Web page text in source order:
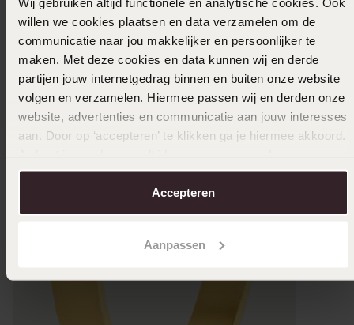
willen we cookies plaatsen en data verzamelen om de
communicatie naar jou makkelijker en persoonlijker te
maken. Met deze cookies en data kunnen wij en derde
partijen jouw internetgedrag binnen en buiten onze website
volgen en verzamelen. Hiermee passen wij en derden onze
website, advertenties en communicatie aan jouw interesses
aan. Door op ‘accepteren’ te klikken ga je hiermee akkoord.
over in onscookiebeleid.
Accepteren
Aanpassen